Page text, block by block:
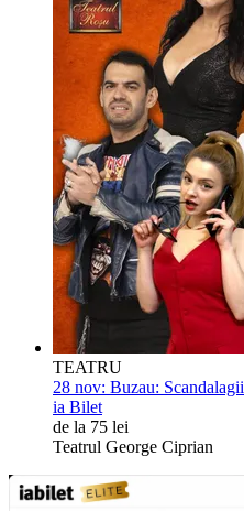
TEATRU
28 nov: Buzau: Scandalagii
ia Bilet
de la 75 lei
Teatrul George Ciprian